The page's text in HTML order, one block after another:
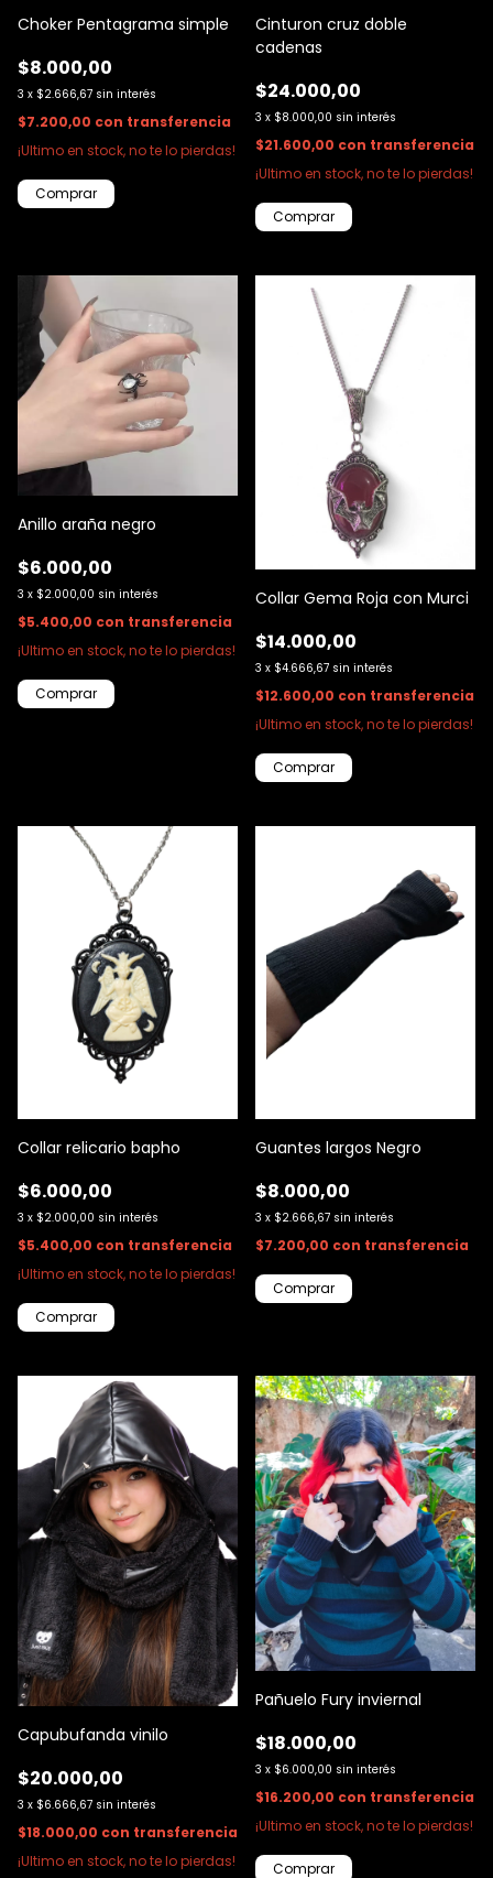
Choker Pentagrama simple
$8.000,00
3 x $2.666,67 sin interés
$7.200,00 con transferencia
¡Ultimo en stock, no te lo pierdas!
Cinturon cruz doble
cadenas
$24.000,00
3 x $8.000,00 sin interés
$21.600,00 con transferencia
¡Ultimo en stock, no te lo pierdas!
Anillo araña negro
$6.000,00
3 x $2.000,00 sin interés
$5.400,00 con transferencia
¡Ultimo en stock, no te lo pierdas!
Collar Gema Roja con Murci
$14.000,00
3 x $4.666,67 sin interés
$12.600,00 con transferencia
¡Ultimo en stock, no te lo pierdas!
Collar relicario bapho
$6.000,00
3 x $2.000,00 sin interés
$5.400,00 con transferencia
¡Ultimo en stock, no te lo pierdas!
Guantes largos Negro
$8.000,00
3 x $2.666,67 sin interés
$7.200,00 con transferencia
Capubufanda vinilo
$20.000,00
3 x $6.666,67 sin interés
$18.000,00 con transferencia
¡Ultimo en stock, no te lo pierdas!
Pañuelo Fury inviernal
$18.000,00
3 x $6.000,00 sin interés
$16.200,00 con transferencia
¡Ultimo en stock, no te lo pierdas!